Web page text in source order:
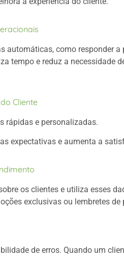
automáticas, como responder
tempo e reduz a necessidade
Cliente
rápidas e personalizadas.
expectativas e aumenta a
os clientes e utiliza esses
exclusivas ou lembretes
de erros. Quando um